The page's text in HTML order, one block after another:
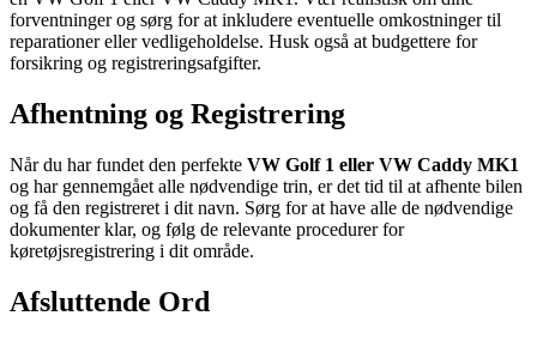
forventninger og sørg for at inkludere eventuelle omkostninger til
reparationer eller vedligeholdelse. Husk også at budgettere for
forsikring og registreringsafgifter.
Afhentning og Registrering
Når du har fundet den perfekte VW Golf 1 eller VW Caddy MK1
og har gennemgået alle nødvendige trin, er det tid til at afhente bilen
og få den registreret i dit navn. Sørg for at have alle de nødvendige
dokumenter klar, og følg de relevante procedurer for
køretøjsregistrering i dit område.
Afsluttende Ord